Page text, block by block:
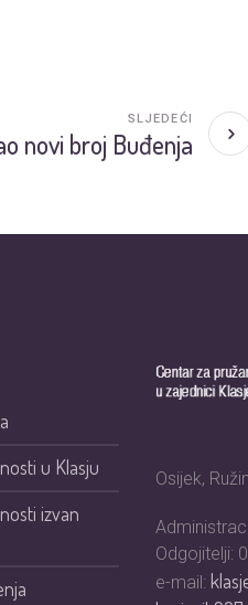
novi broj Buđenja
SLJEDEĆI
u Klasju
izvan
Osijek,
Odgojitelji:
e-mail: